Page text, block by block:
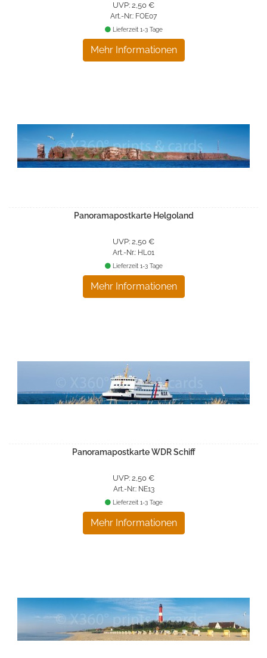
UVP: 2,50 €
Art.-Nr.: FOE07
Mehr Informationen
Lieferzeit 1-3 Tage
Panoramapostkarte Helgoland
UVP: 2,50 €
Art.-Nr.: HL01
Mehr Informationen
Lieferzeit 1-3 Tage
Panoramapostkarte WDR Schiff
UVP: 2,50 €
Art.-Nr.: NE13
Mehr Informationen
Lieferzeit 1-3 Tage